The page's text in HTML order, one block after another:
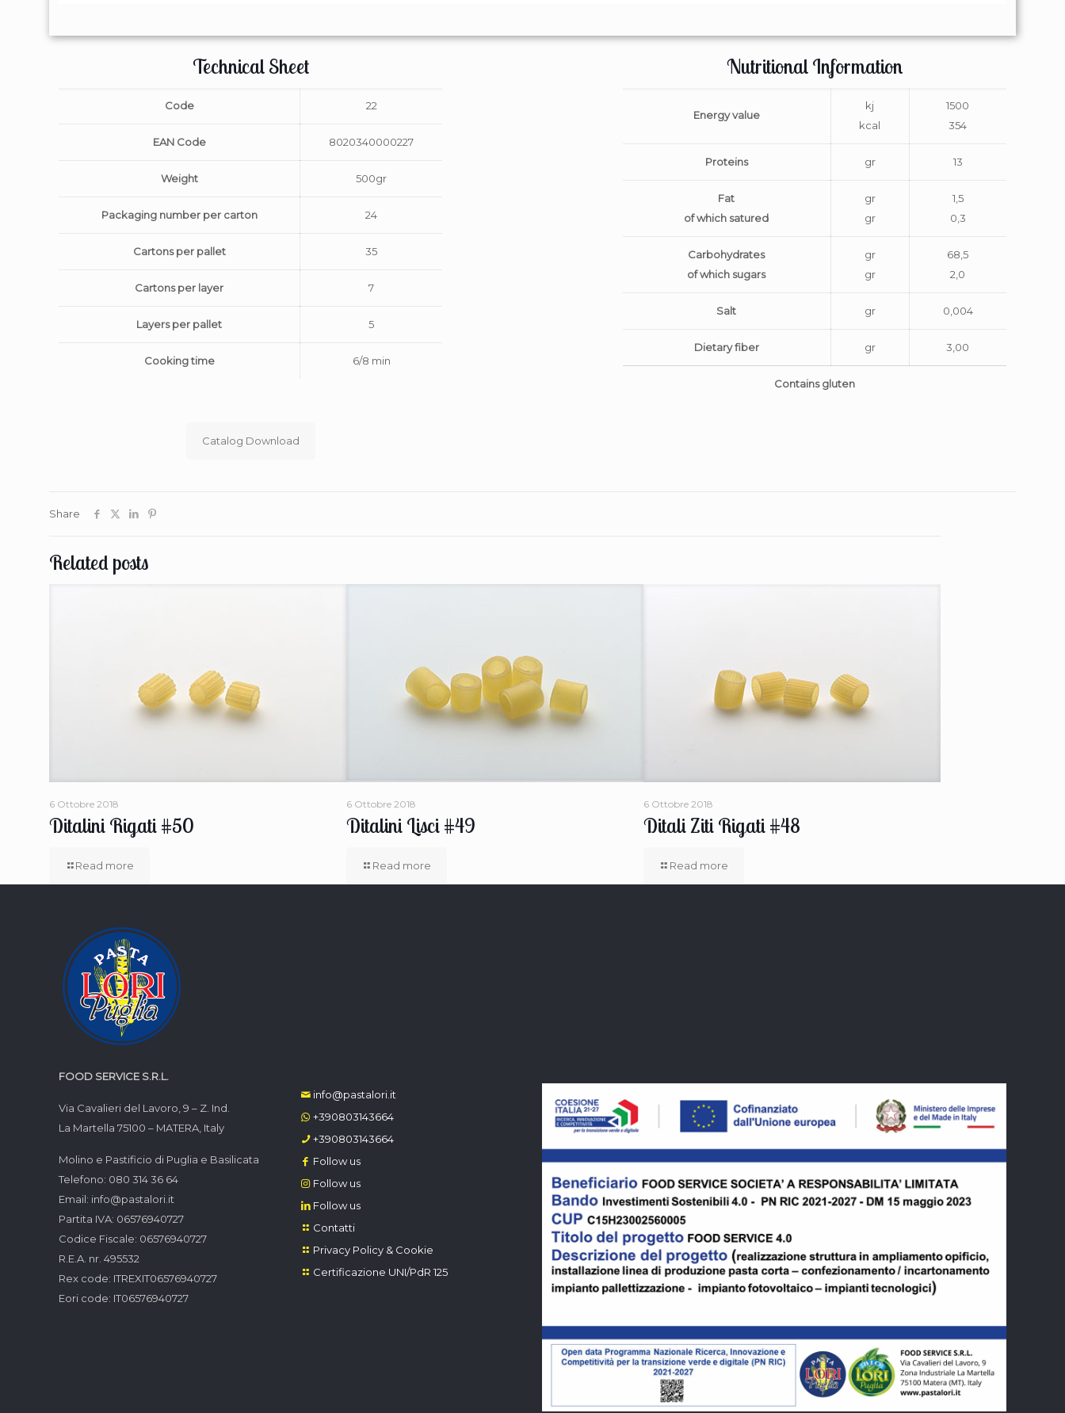
Technical Sheet
Code 22
EAN Code 8020340000227
Weight 500gr
Packaging number per carton 24
Cartons per pallet 35
Cartons per layer 7
Layers per pallet 5
Cooking time 6/8 min
Catalog Download
Nutritional Information
Energy value
kj
kcal
1500
354
Proteins gr 13
Fat
of which satured
gr
gr
1,5
0,3
Carbohydrates
of which sugars
gr
gr
68,5
2,0
Salt gr 0,004
Dietary fiber gr 3,00
Contains gluten
Share
Related posts
6 Ottobre 2018
Ditalini Rigati #50
Read more
6 Ottobre 2018
Ditalini Lisci #49
Read more
6 Ottobre 2018
Ditali Ziti Rigati #48
Read more
FOOD SERVICE S.R.L.
Via Cavalieri del Lavoro, 9 – Z. Ind.
La Martella 75100 – MATERA, Italy
Molino e Pastificio di Puglia e Basilicata
Telefono: 080 314 36 64
Email: info@pastalori.it
Partita IVA: 06576940727
Codice Fiscale: 06576940727
R.E.A. nr. 495532
Rex code: ITREXIT06576940727
Eori code: IT06576940727
info@pastalori.it
+390803143664
+390803143664
Follow us
Follow us
Follow us
Contatti
Privacy Policy & Cookie
Certificazione UNI/PdR 125